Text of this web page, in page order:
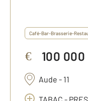
Café-Bar-Brasserie-
€ 100 000
Aude - 11